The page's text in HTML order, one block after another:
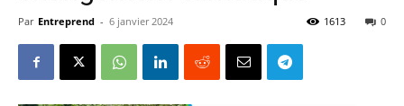
Par Entreprend - 6 janvier 2024 0
1613